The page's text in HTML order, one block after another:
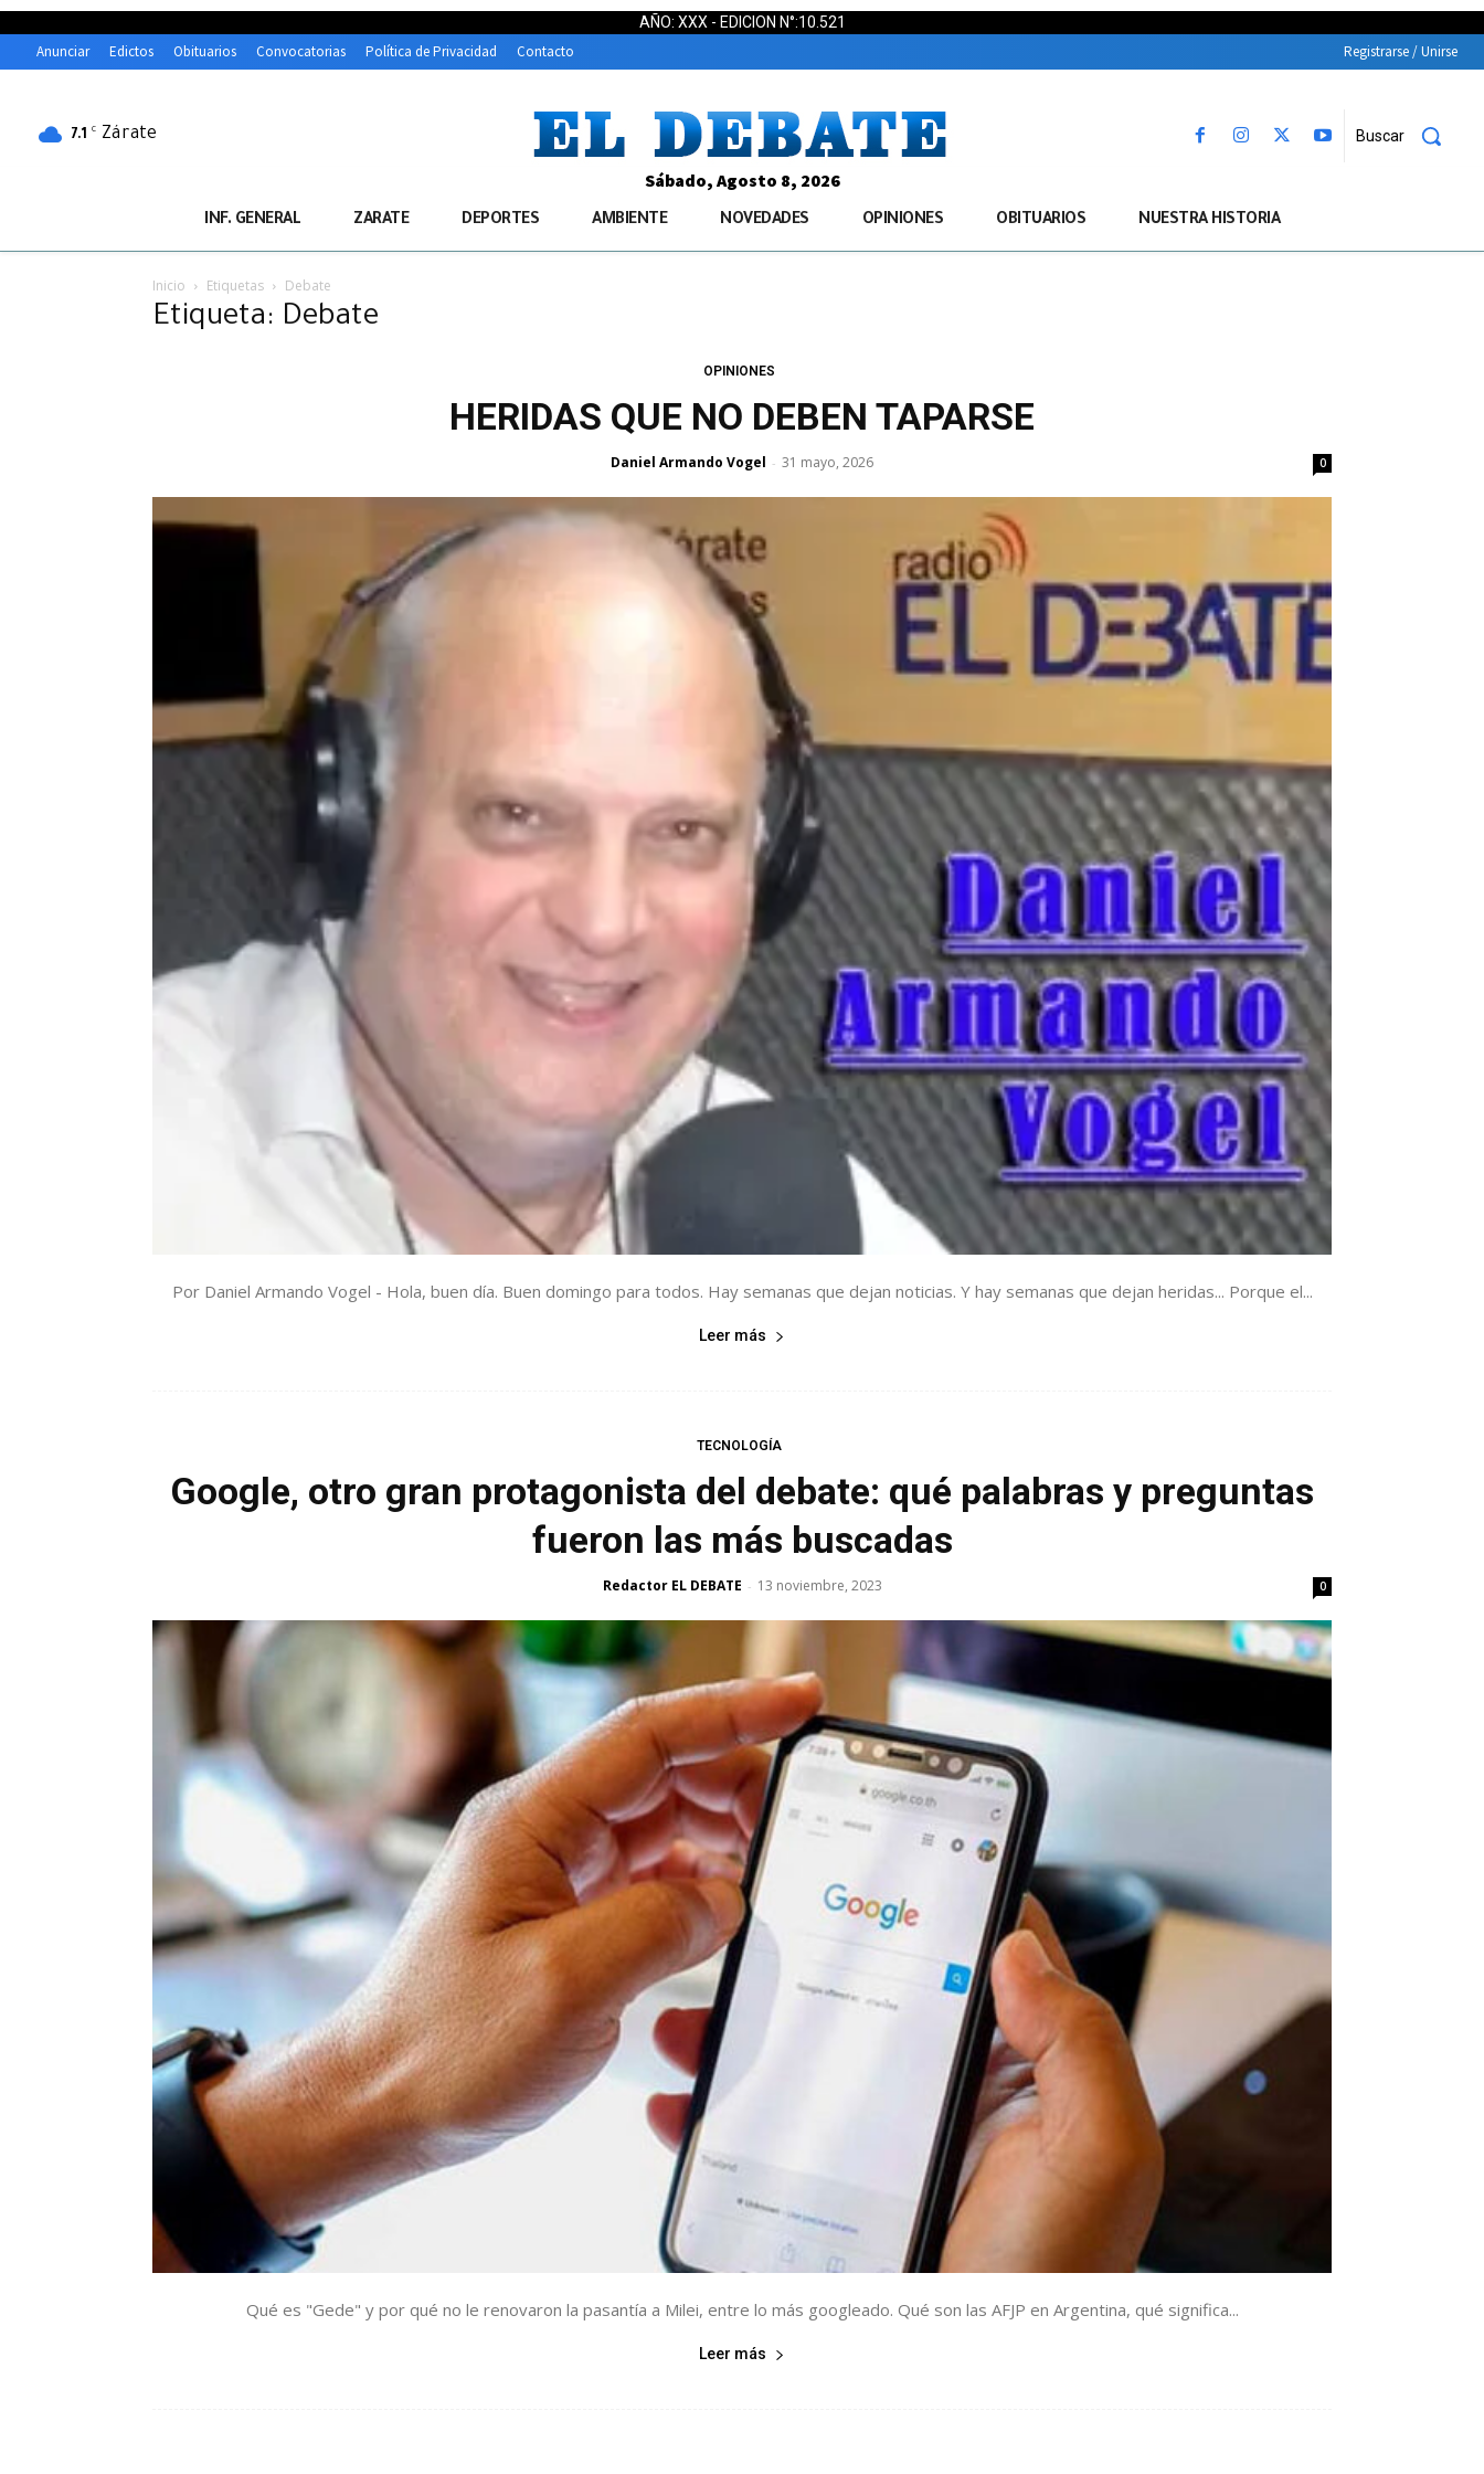
AÑO: XXX - EDICION N°:10.521
Anunciar Edictos Obituarios Convocatorias Política de Privacidad Contacto Registrarse / Unirse
7.1 C Zárate Buscar
Sábado, Agosto 8, 2026
INF. GENERAL ZARATE DEPORTES AMBIENTE NOVEDADES OPINIONES OBITUARIOS NUESTRA HISTORIA
Inicio Etiquetas Debate
Etiqueta: Debate
OPINIONES
HERIDAS QUE NO DEBEN TAPARSE
Daniel Armando Vogel - 31 mayo, 2026 0
Por Daniel Armando Vogel - Hola, buen día. Buen domingo para todos. Hay semanas que dejan noticias. Y hay semanas que dejan heridas... Porque el...
Leer más
TECNOLOGÍA
Google, otro gran protagonista del debate: qué palabras y preguntas
fueron las más buscadas
Redactor EL DEBATE - 13 noviembre, 2023 0
Qué es "Gede" y por qué no le renovaron la pasantía a Milei, entre lo más googleado. Qué son las AFJP en Argentina, qué significa...
Leer más